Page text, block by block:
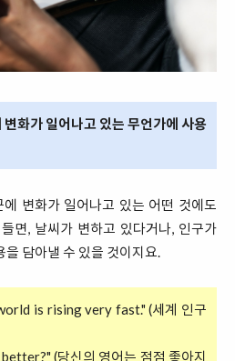
화가 일어나고 있는 무언가에 사용
변화가 일어나고 있는 어떤 것에도
면, 날씨가 변하고 있다거나, 인구가
담아낼 수 있을 것이지요.
is rising very fast." (세계 인구
(당신의 영어는 점점 좋아지